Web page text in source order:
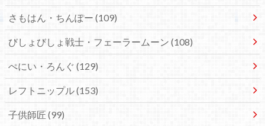
さもはん・ちんぽー (109)
びしょびしょ戦士・フェーラームーン (108)
ぺにい・ろんぐ (129)
レフトニップル(153)
子供師匠 (99)